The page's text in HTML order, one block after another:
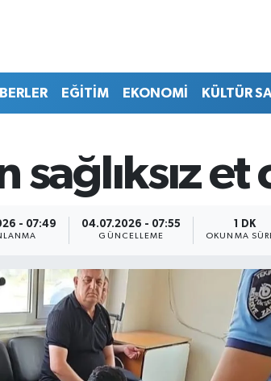
EĞİTİM EKONOMİ KÜLTÜR
sağlıksız
- 07:49 04.07.2026 - 07:55
GÜNCELLEME
1 DK
OKUNMA